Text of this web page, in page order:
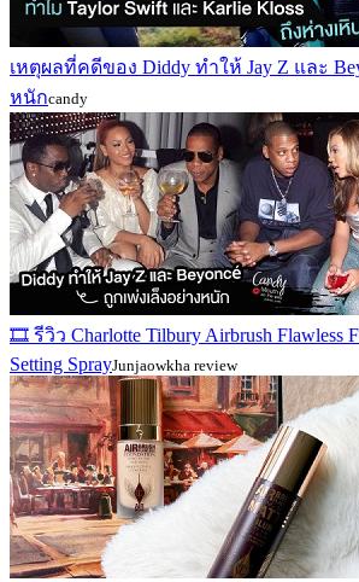
เหตุผลที่คดีของ Diddy ทำให้ Jay Z และ
หนักcandy
🎞️ รีวิว Charlotte Tilbury Airbrush Flawless
Setting SprayJunjaowkha review